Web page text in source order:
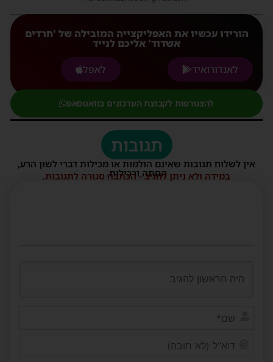
הורידו עכשיו את האפליקצייה המובילה של 'חרדים
אשדוד' אליכם לנייד
לאנדורואיד
לאפל
להצטרפות לקבוצת העדכונים בוואטסאפ
תגובות
אין לשלוח תגובות שאינם הולמות או מכילות דברי לשון הרע,
הסתה ורכילות.
במידה ולא ניתן להגיב - הכתבה סגורה לתגובות.